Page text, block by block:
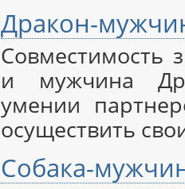
Дракон-
Совместимость
и мужчина
умении
осуществить
Собака-